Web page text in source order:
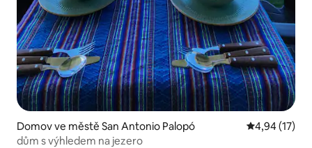
Domov ve městě San Antonio Palopó Průměrné
4,94 (17)
dům s výhledem na jezero